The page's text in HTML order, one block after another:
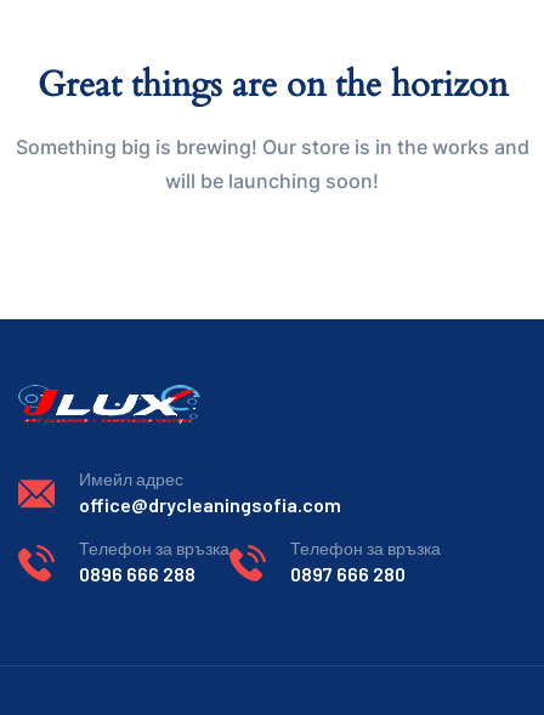
Great things are on the horizon
Something big is brewing! Our store is in the works and
will be launching soon!
Имейл адрес
office@drycleaningsofia.com
Телефон за връзка
0896 666 288
Телефон за връзка
0897 666 280